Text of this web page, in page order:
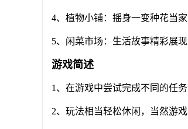
4、植物小铺：摇身一变种花当家
5、闲菜市场：生活故事精彩展现
游戏简述
1、在游戏中尝试完成不同的任
2、玩法相当轻松休闲，当然游